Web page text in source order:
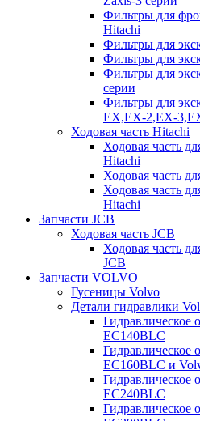
Фильтры для
Hitachi
Фильтры для
Фильтры для
Фильтры для
серии
Фильтры для
EX,EX-2,EX-
Ходовая часть Hitachi
Ходовая часть
Hitachi
Ходовая часть
Ходовая часть
Hitachi
Запчасти JCB
Ходовая часть JCB
Ходовая часть
JCB
Запчасти VOLVO
Гусеницы Volvo
Детали гидравлики
Гидравлическое
EC140BLC
Гидравлическое
EC160BLC и
Гидравлическое
EC240BLC
Гидравлическое